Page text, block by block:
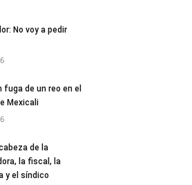
No voy a pedir
fuga de un reo en el
Mexicali
de la
la fiscal, la
y el síndico